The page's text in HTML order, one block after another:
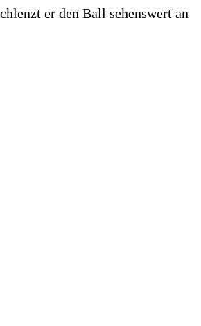
er den Ball sehenswert an